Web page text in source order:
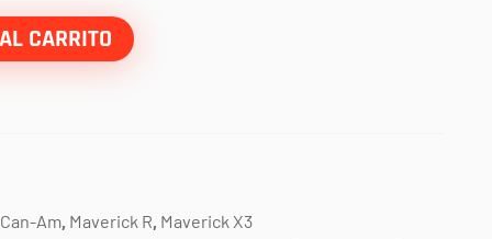
CARRITO
Can-Am, Maverick R, Maverick X3